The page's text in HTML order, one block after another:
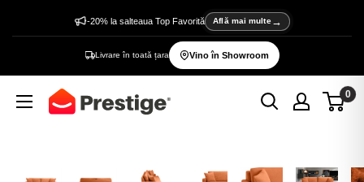
-20% la salteaua Top Favorită Află mai multe
Livrare în toată țara Vino în Showroom
Prestige
0